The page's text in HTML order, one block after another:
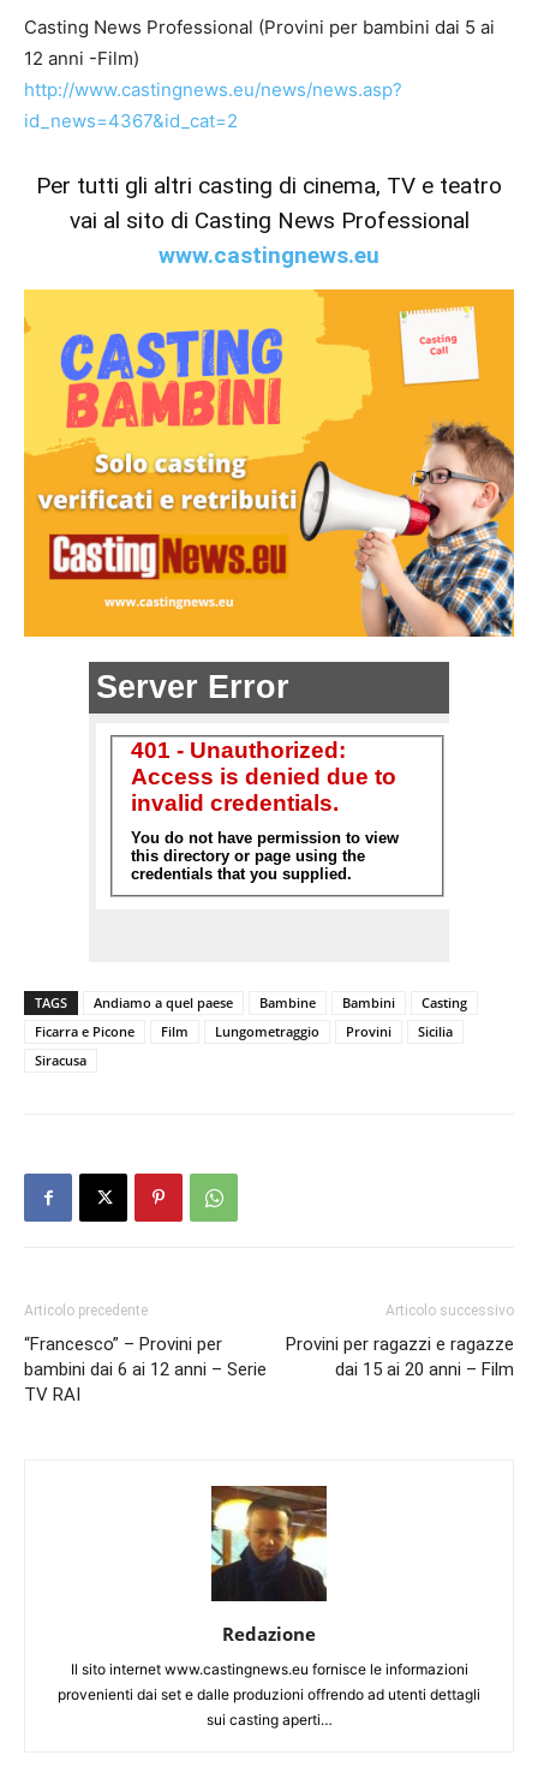
Casting News Professional (Provini per bambini dai 5 ai
12 anni -Film)
http://www.castingnews.eu/news/news.asp?
id_news=4367&id_cat=2
Per tutti gli altri casting di cinema, TV e teatro
vai al sito di Casting News Professional
www.castingnews.eu
TAGS Andiamo a quel paese Bambine Bambini
Casting
Ficarra e Picone
Film Lungometraggio Provini
Sicilia
Siracusa
Articolo precedente
“Francesco” – Provini per
bambini dai 6 ai 12 anni – Serie
TV RAI
Articolo successivo
Provini per ragazzi e ragazze
dai 15 ai 20 anni – Film
Redazione
Il sito internet www.castingnews.eu fornisce le informazioni
provenienti dai set e dalle produzioni offrendo ad utenti dettagli
sui casting aperti…